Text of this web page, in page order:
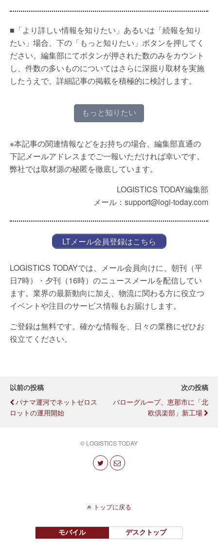
■「より詳しい情報を知りたい」あるいは「続報を知り
たい」場合、下の「もっと知りたい」ボタンを押してく
ださい。編集部にてボタンが押された数のみをカウント
し、件数の多いものについてはさらに深掘り取材を実施
したうえで、詳細記事の掲載を積極的に検討します。
もっと知りたい
※本記事の関連情報などをお持ちの場合、編集部直通の
下記メールアドレスまでご一報いただければ幸いです。
弊社では取材源の秘匿を徹底しています。
LOGISTICS TODAY編集部
メール：support@logi-today.com
LTメール会員登録はこちら
LOGISTICS TODAYでは、メール会員向けに、朝刊（平
日7時）・夕刊（16時）のニュースメールを配信してい
ます。業界の最新動向に加え、物流に関わる方に役立つ
イベントや注目のサービス情報もお届けします。
ご登録は無料です。確かな情報を、日々の業務にぜひお
役立てください。
以前の投稿
パナマ運河でネットゼロス
ロットの運用開始
次の投稿
バローグループ、恵那市に「北
欧倶楽部」新工場
© LOGISTICS TODAY
トップに戻る
モバイル デスクトップ